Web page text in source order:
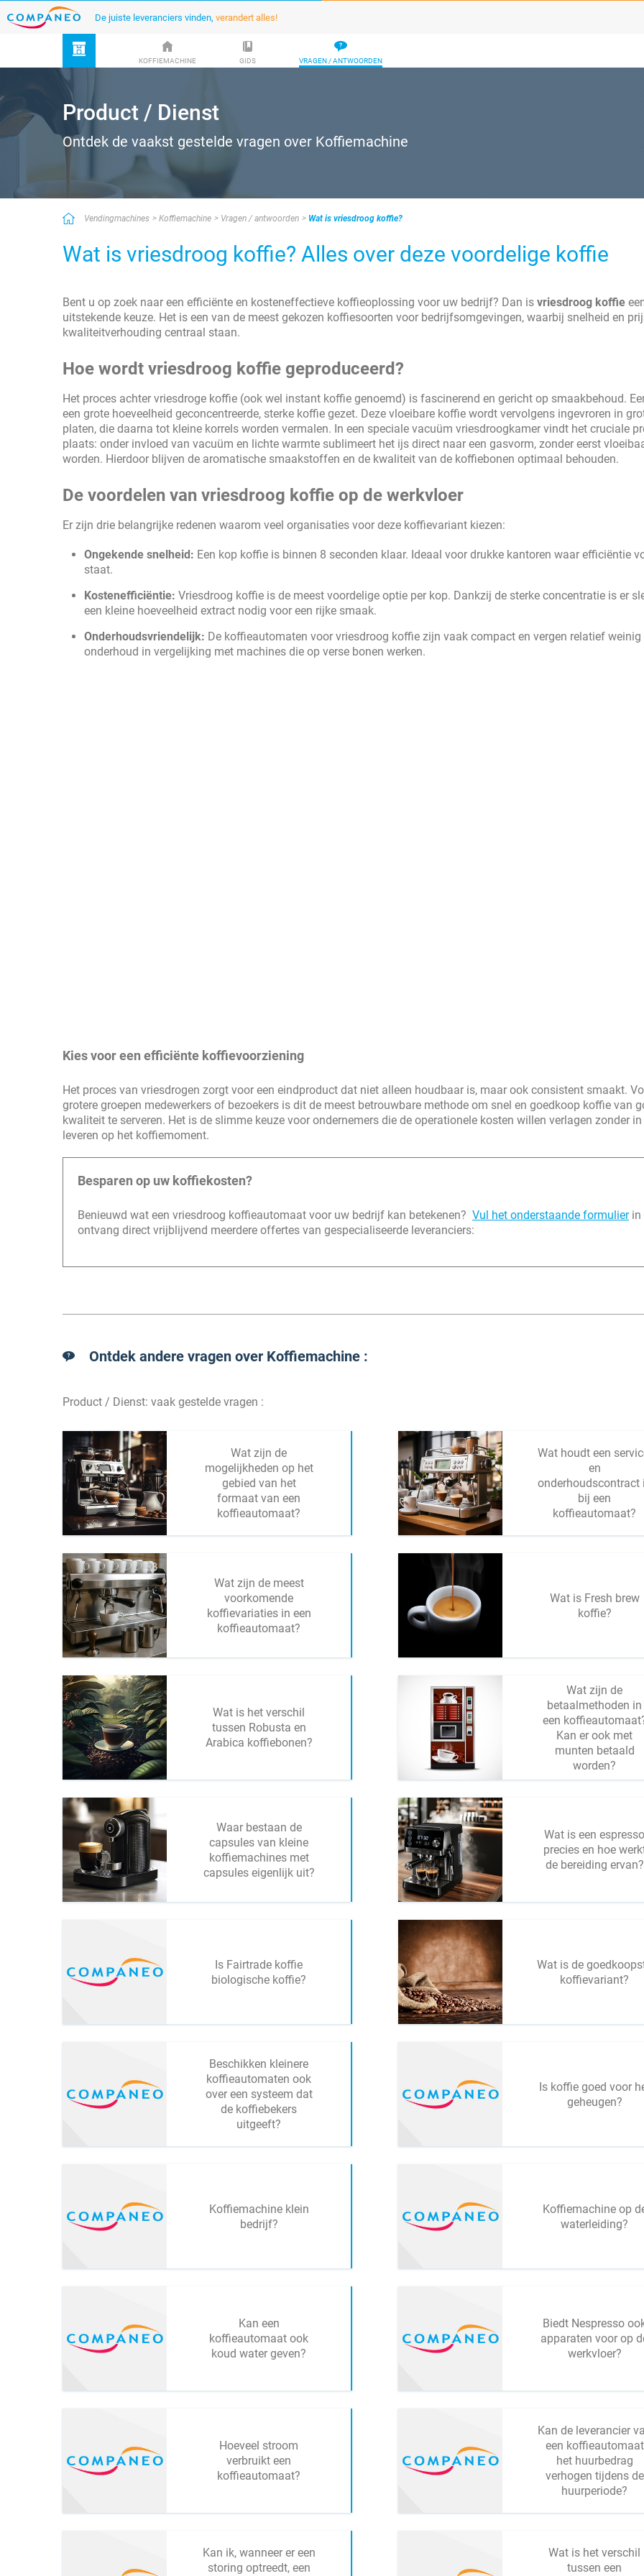
De juiste leveranciers vinden, verandert alles!
KOFFIEMACHINE GIDS VRAGEN / ANTWOORDEN
Product / Dienst
Ontdek de vaakst gestelde vragen over Koffiemachine
Vendingmachines Koffiemachine Vragen / antwoorden Wat is vriesdroog koffie?
Wat is vriesdroog koffie? Alles over deze voordelige koffie
Bent u op zoek naar een efficiënte en kosteneffectieve koffieoplossing voor uw bedrijf? Dan is vriesdroog koffie
uitstekende keuze. Het is een van de meest gekozen koffiesoorten voor bedrijfsomgevingen, waarbij snelheid en
kwaliteitverhouding centraal staan.
Hoe wordt vriesdroog koffie geproduceerd?
Het proces achter vriesdroge koffie (ook wel instant koffie genoemd) is fascinerend en gericht op smaakbehoud.
een grote hoeveelheid geconcentreerde, sterke koffie gezet. Deze vloeibare koffie wordt vervolgens ingevroren in
platen, die daarna tot kleine korrels worden vermalen. In een speciale vacuüm vriesdroogkamer vindt het cruciale
plaats: onder invloed van vacuüm en lichte warmte sublimeert het ijs direct naar een gasvorm, zonder eerst
worden. Hierdoor blijven de aromatische smaakstoffen en de kwaliteit van de koffiebonen optimaal behouden.
De voordelen van vriesdroog koffie op de werkvloer
Er zijn drie belangrijke redenen waarom veel organisaties voor deze koffievariant kiezen:
Ongekende snelheid: Een kop koffie is binnen 8 seconden klaar. Ideaal voor drukke kantoren waar efficiëntie
staat.
Kostenefficiëntie: Vriesdroog koffie is de meest voordelige optie per kop. Dankzij de sterke concentratie is er
een kleine hoeveelheid extract nodig voor een rijke smaak.
Onderhoudsvriendelijk: De koffieautomaten voor vriesdroog koffie zijn vaak compact en vergen relatief weinig
onderhoud in vergelijking met machines die op verse bonen werken.
Kies voor een efficiënte koffievoorziening
Het proces van vriesdrogen zorgt voor een eindproduct dat niet alleen houdbaar is, maar ook consistent smaakt.
grotere groepen medewerkers of bezoekers is dit de meest betrouwbare methode om snel en goedkoop koffie van
kwaliteit te serveren. Het is de slimme keuze voor ondernemers die de operationele kosten willen verlagen zonder in
leveren op het koffiemoment.
Besparen op uw koffiekosten?
Benieuwd wat een vriesdroog koffieautomaat voor uw bedrijf kan betekenen? Vul het onderstaande formulierin
ontvang direct vrijblijvend meerdere offertes van gespecialiseerde leveranciers:
Ontdek andere vragen over Koffiemachine :
Product / Dienst: vaak gestelde vragen :
Wat zijn de
mogelijkheden op het
gebied van het
formaat van een
koffieautomaat?
Wat houdt een
en
onderhoudscontract
bij een
koffieautomaat?
Wat zijn de meest
voorkomende
koffievariaties in een
koffieautomaat?
Wat is Fresh brew
koffie?
Wat is het verschil
tussen Robusta en
Arabica koffiebonen?
Wat zijn de
betaalmethoden in
een
Kan er ook met
munten betaald
worden?
Waar bestaan de
capsules van kleine
koffiemachines met
capsules eigenlijk uit?
Wat is een espresso
precies en hoe
de bereiding ervan?
Is Fairtrade koffie
biologische koffie?
Wat is de
koffievariant?
Beschikken kleinere
koffieautomaten ook
over een systeem dat
de koffiebekers
uitgeeft?
Is koffie goed voor
geheugen?
Koffiemachine klein
bedrijf?
Koffiemachine op
waterleiding?
Kan een
koffieautomaat ook
koud water geven?
Biedt Nespresso
apparaten voor op
werkvloer?
Hoeveel stroom
verbruikt een
koffieautomaat?
Kan de leverancier
een koffieautomaat
het huurbedrag
verhogen tijdens de
huurperiode?
Kan ik, wanneer er een
storing optreedt, een
Wat is het verschil
tussen een